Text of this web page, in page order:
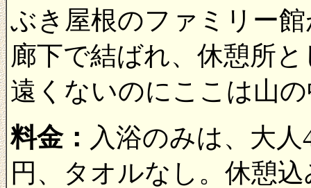
ぶき屋根のファミリー
廊下で結ばれ、休憩所
遠くないのにここは山
料金： 入浴のみは、大人
円、タオルなし。休憩